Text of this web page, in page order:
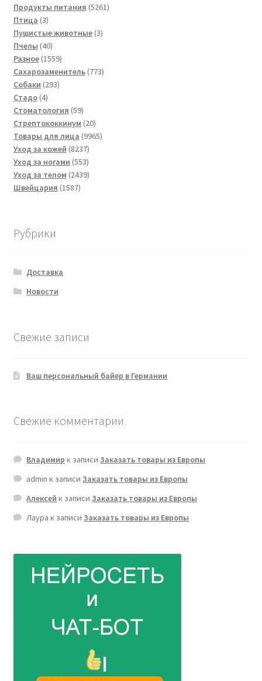
Продукты питания 52615261
Птица 33
товара
Пушистые животные 33
Пчелы 4040
товаров
Разное 15591559
товаров
Сахарозаменитель 773773
Собаки 293293
Стадо 44
товара
Стоматология 5959
товаров
Стрептококкинум 2020
товаров
Товары для лица 99659965
Уход за кожей 82378237
товаров
Уход за ногами 553553
товара
Уход за телом 24392439
Швейцария 15871587
Рубрики
Доставка
Новости
Свежие записи
Ваш персональный байер в Германии
Свежие комментарии
Владимир к записиЗаказать товары из Европы
admin к записиЗаказать товары из Европы
Алексей к записиЗаказать товары из Европы
Лаура к записиЗаказать товары из Европы